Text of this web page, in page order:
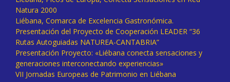
Natura 2000
Liébana, Comarca de Excelencia Gastronómica.
Presentación del Proyecto de Cooperación LEADER “36
Rutas Autoguiadas NATUREA-CANTABRIA”
Presentación Proyecto: «Liébana conecta sensaciones y
generaciones interconectando experiencias»
VII Jornadas Europeas de Patrimonio en Liébana